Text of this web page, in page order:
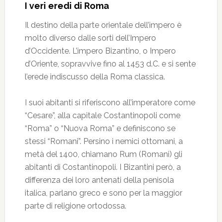
I veri eredi di Roma
Il destino della parte orientale dell’impero è
molto diverso dalle sorti dell’Impero
d’Occidente. L’impero Bizantino, o Impero
d’Oriente, sopravvive fino al 1453 d.C. e si sente
l’erede indiscusso della Roma classica.
I suoi abitanti si riferiscono all’imperatore come
“Cesare”, alla capitale Costantinopoli come
“Roma” o “Nuova Roma” e definiscono se
stessi “Romani”. Persino i nemici ottomani, a
metà del 1400, chiamano Rum (Romani) gli
abitanti di Costantinopoli. I Bizantini però, a
differenza dei loro antenati della penisola
italica, parlano greco e sono per la maggior
parte di religione ortodossa.